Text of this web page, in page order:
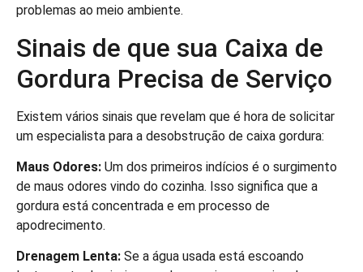
problemas ao meio ambiente.
Sinais de que sua Caixa de
Gordura Precisa de Serviço
Existem vários sinais que revelam que é hora de solicitar
um especialista para a desobstrução de caixa gordura:
Maus Odores: Um dos primeiros indícios é o surgimento
de maus odores vindo do cozinha. Isso significa que a
gordura está concentrada e em processo de
apodrecimento.
Drenagem Lenta: Se a água usada está escoando